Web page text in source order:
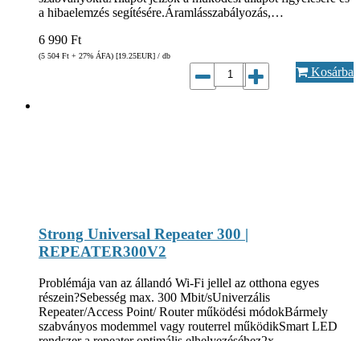
a hibaelemzés segítésére.Áramlásszabályozás,…
6 990 Ft
(5 504 Ft + 27% ÁFA) [19.25EUR] / db
Kosárba
Strong Universal Repeater 300 |
REPEATER300V2
Problémája van az állandó Wi-Fi jellel az otthona egyes
részein?Sebesség max. 300 Mbit/sUniverzális
Repeater/Access Point/ Router működési módokBármely
szabványos modemmel vagy routerrel működikSmart LED